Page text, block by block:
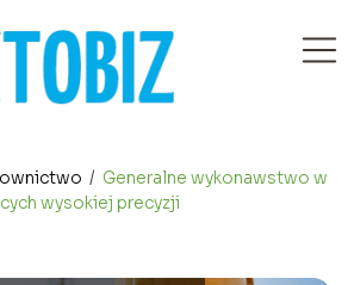
/ Generalne wykonawstwo w
wysokiej precyzji